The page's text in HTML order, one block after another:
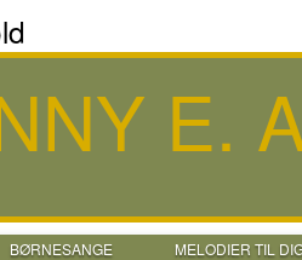
E.
BØRNESANGE
MELODIER TIL